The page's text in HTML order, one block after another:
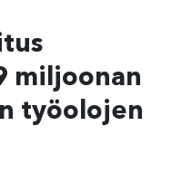
miljoonan
työolojen